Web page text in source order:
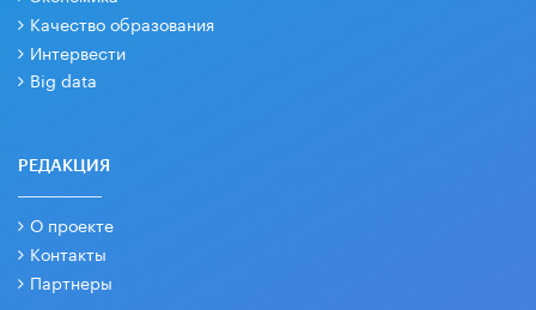
Качество образования
Интервести
Big data
РЕДАКЦИЯ
О проекте
Контакты
Партнеры